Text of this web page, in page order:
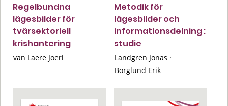
Regelbundna
lägesbilder för
tvärsektoriell
krishantering
van Laere Joeri
Metodik för
lägesbilder och
informationsdelning :
studie
Landgren Jonas ·
Borglund Erik